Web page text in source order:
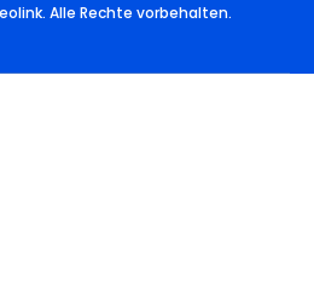
Alle Rechte vorbehalten.